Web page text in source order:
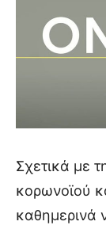
Σχετικά με
κορωνοϊού
καθημερινά